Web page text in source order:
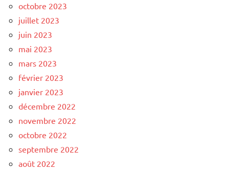
octobre 2023
juillet 2023
juin 2023
mai 2023
mars 2023
février 2023
janvier 2023
décembre 2022
novembre 2022
octobre 2022
septembre 2022
août 2022